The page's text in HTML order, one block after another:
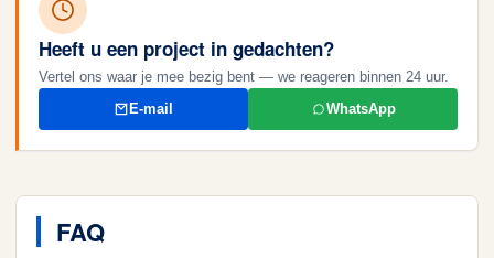
Heeft u een project in gedachten?
Vertel ons waar je mee bezig bent — we reageren binnen 24 uur.
E-mail
WhatsApp
FAQ